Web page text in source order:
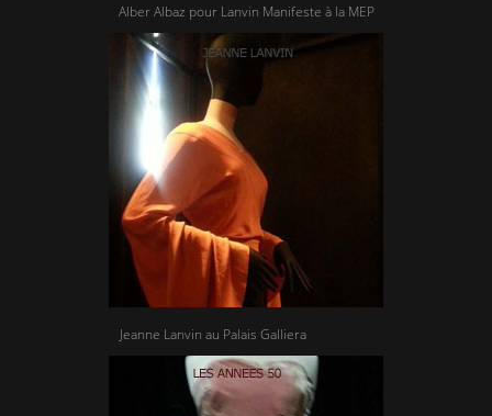
Alber Albaz pour Lanvin Manifeste à la MEP
Jeanne Lanvin au Palais Galliera